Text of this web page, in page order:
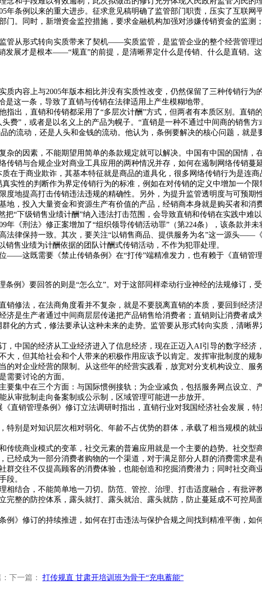
年条例以来的重大进步。征求意见稿明确了监管部门职责，压实了互联网
。同时，新增资金监控措施，要求金融机构加强对涉嫌传销资金的监测
从形式转向实质带来了契机——实质监管，是监管企业的整个经营管理
发展才是根本——“规直”的前提，是清晰界定什么是传销、什么是直销。
容上与2005年版本相比并没有实质性改变，仍然保留了三种传销行为
一条，导致了直销与传销在法律适用上产生模糊地带。
，直销和传销都采用了“多层次计酬”方式，但两者有本质区别。直销
费”，或者是以名义上的产品为幌子。“直销是一种不通过中间商的销售
的流动，还是人头和金钱的流动。他认为，条例要解决的核心问题，就是
的因素，不能期望用简单的条款规定就可以解决。中国有中国的国情，
销与合规企业对商业工具应用的两种情况并存，如何在遏制网络传销蔓
在于商业欺诈，其基本特征就是商品的道具化，很多网络传销行为是连商
实性的判断作为界定传销行为的标准，例如在对传销的定义中增加一个
地提高打击传销违法违规的精确性。另外，为提升监管透明度与可预期
，投入大量资金和资源生产有价值的产品，经销商本身就是购买者和消
“下级销售业绩计酬”纳入违法打击范围，会导致直销和传销在实践中难以
刑法》修正案增加了“组织领导传销活动罪”（第224条），该条款并未
法律保持一致。其次，要关注“以销售商品、提供服务为名”这一源头——
售业绩为计酬依据的团队计酬式传销活动，不作为犯罪处理。
这既需要《禁止传销条例》在“打传”端精准发力，也有赖于《直销管理
》要回答的则是“怎么立”。对于这部同样牵动行业神经的法规修订，
修法，在法商角度看并不复杂，就是不要脱离直销的本质，要回到经济
是生产者通过中间商层层传递把产品销售给消费者；直销则让消费者成
化的方式，修法要承认这种未来的走势。监管要从形式转向实质，清晰
中国的经济从工业经济进入了信息经济，现在正迈入AI引导的数字经济
，但其给社会和个人带来的积极作用应该予以肯定。发挥审批制度的规
对企业经营的限制。从这些年的经营实践看，放宽对分支机构设立、服
需要讨论的方面。
集中在三个方面：与国际惯例接轨；为企业减负，包括服务网点设立、
审批制走向备案制或公示制，区域管理可能进一步放开。
销管理条例》修订立法调研时指出，直销行业对我国经济社会发展，
别是对知识层次相对弱化、年龄不占优势的群体，承载了相当规模的就
统商业模式的变革，社交元素的普遍应用就是一个主要的趋势。社交型
经成为一部分消费者购物的一个渠道，对于满足部分人群的消费需求是
交往不仅提高顾客的消费体验，也能创造和挖掘消费潜力；同时社交商
段。
结合，不能简单地一刀切。防范、管控、治理、打击适度融合，有批评
整的防控体系，露头就打、露头就治、露头就防，防止蔓延成不可控局
修订的持续推进，如何在打击违法与保护合规之间找到精准平衡，如
：下一篇： 打传规直 甘肃开培训班为骨干“充电蓄能”